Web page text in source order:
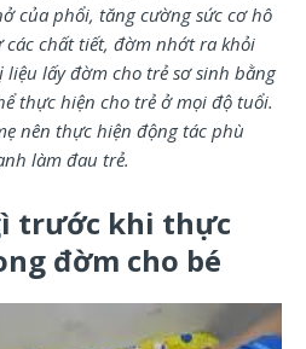
của phổi, tăng cường sức cơ hô
chất tiết, đờm nhớt ra khỏi
lấy đờm cho trẻ sơ sinh bằng
thực hiện cho trẻ ở mọi độ tuổi.
nên thực hiện động tác phù
làm đau trẻ.
trước khi thực
đờm cho bé